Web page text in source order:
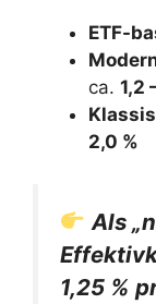
ETF-
ca. 1,2
2,0 %
Als
1,25 %